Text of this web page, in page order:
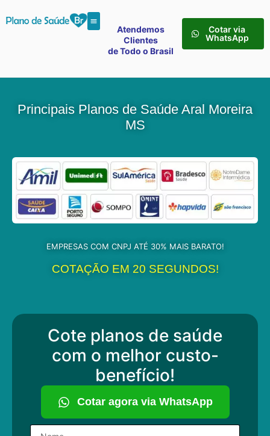
Atendemos
Clientes
de Todo o Brasil
Cotar via
WhatsApp
Principais Planos de Saúde Aral Moreira
MS
EMPRESAS COM CNPJ ATÉ 30% MAIS BARATO!
COTAÇÃO EM 20 SEGUNDOS!
Cote planos de saúde
com o melhor custo-
benefício!
Cotar agora via WhatsApp